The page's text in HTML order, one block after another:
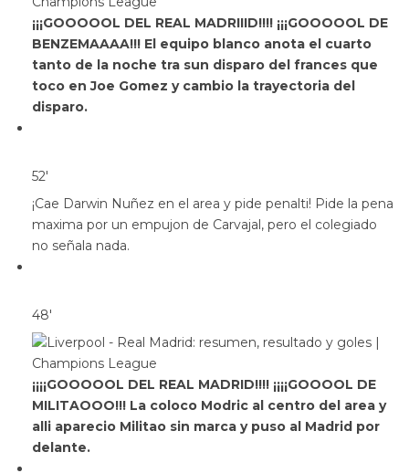
¡¡¡GOOOOOL DEL REAL MADRIIID!!!! ¡¡¡GOOOOOL DE
BENZEMAAAA!!! El equipo blanco anota el cuarto
tanto de la noche tra sun disparo del frances que
toco en Joe Gomez y cambio la trayectoria del
disparo.
52′
¡Cae Darwin Nuñez en el area y pide penalti! Pide la pena
maxima por un empujon de Carvajal, pero el colegiado
no señala nada.
48′
¡¡¡¡GOOOOOL DEL REAL MADRID!!!! ¡¡¡¡GOOOOL DE
MILITAOOO!!! La coloco Modric al centro del area y
alli aparecio Militao sin marca y puso al Madrid por
delante.